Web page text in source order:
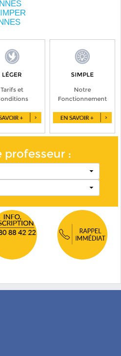
LÉGER
Tarifs et
SIMPLE
Notre
Fonctionnement
professeur :